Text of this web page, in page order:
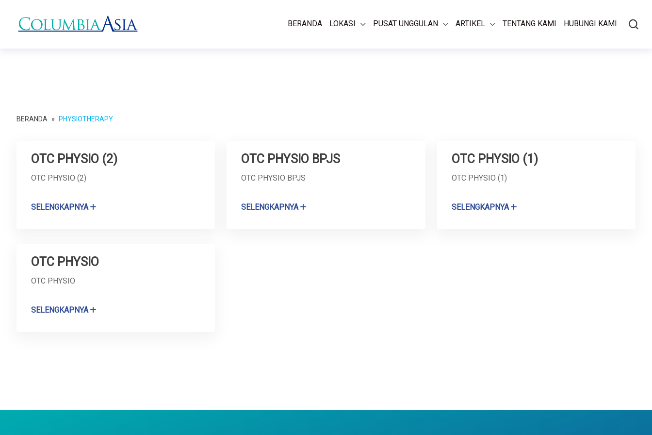
BERANDA LOKASI PUSAT UNGGULAN ARTIKEL TENTANG KAMI HUBUNGI KAMI
BERANDA » PHYSIOTHERAPY
OTC PHYSIO (2)
OTC PHYSIO (2)
SELENGKAPNYA
OTC PHYSIO BPJS
OTC PHYSIO BPJS
SELENGKAPNYA
OTC PHYSIO (1)
OTC PHYSIO (1)
SELENGKAPNYA
OTC PHYSIO
OTC PHYSIO
SELENGKAPNYA